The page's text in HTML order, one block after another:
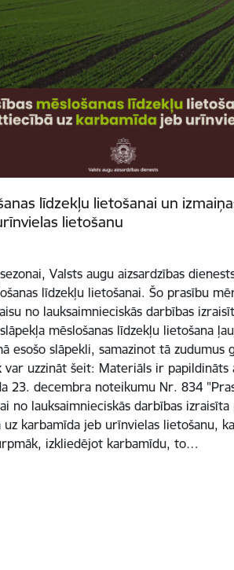
līdzekļu lietošanai un
lietošanu
Valsts augu aizsardzības
līdzekļu lietošanai. Šo prasību
no lauksaimnieciskās darbības
mēslošanas līdzekļu lietošana
esošo slāpekli, samazinot tā zudumus
var uzzināt šeit: Materiāls ir
23. decembra noteikumu Nr. 834
no lauksaimnieciskās darbības
karbamīda jeb urīnvielas lietošanu,
izkliedējot karbamīdu, to…